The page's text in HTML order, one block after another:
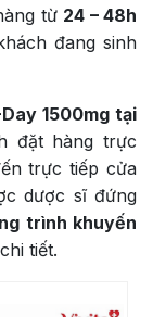
từ 24 – 48h
đang sinh
1500mg tại
đặt hàng trực
trực tiếp cửa
dược sĩ đứng
trình khuyến
chi tiết.